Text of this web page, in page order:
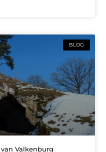
BLOG
Valkenburg